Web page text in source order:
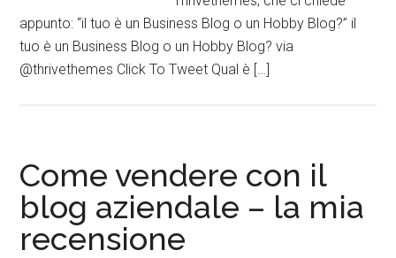
appunto: “il tuo è un Business Blog o un Hobby Blog?” il
tuo è un Business Blog o un Hobby Blog? via
@thrivethemes Click To Tweet Qual è […]
Come vendere con il
blog aziendale – la mia
recensione